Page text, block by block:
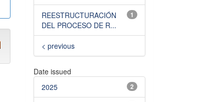
1
REESTRUCTURACIÓN
DEL PROCESO DE R...
< previous
Date issued
2
2025